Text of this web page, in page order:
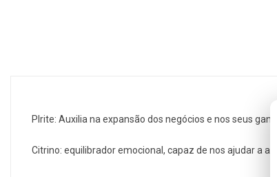
PIrite: Auxilia na expansão dos negócios e nos seus
Citrino: equilibrador emocional, capaz de nos ajudar a